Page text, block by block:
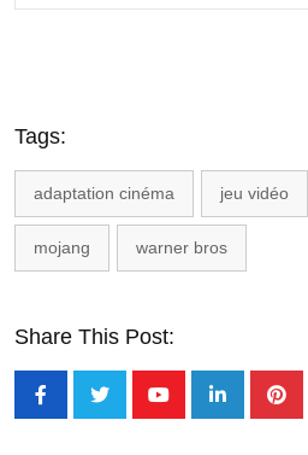
Tags:
adaptation cinéma jeu vidéo
mojang warner bros
Share This Post: